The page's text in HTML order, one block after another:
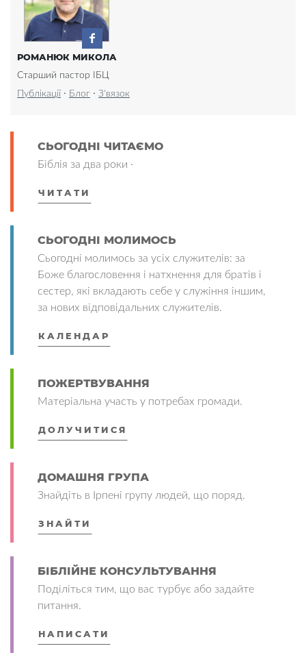
РОМАНЮК МИКОЛА
Старший пастор ІБЦ
Публікації · Блог · З'вязок
СЬОГОДНІ ЧИТАЄМО
Біблія за два роки ·
ЧИТАТИ
СЬОГОДНІ МОЛИМОСЬ
Сьогодні молимось за усіх служителів: за
Боже благословення і натхнення для братів і
сестер, які вкладають себе у служіння іншим,
за нових відповідальних служителів.
КАЛЕНДАР
ПОЖЕРТВУВАННЯ
Матеріальна участь у потребах громади.
ДОЛУЧИТИСЯ
ДОМАШНЯ ГРУПА
Знайдіть в Ірпені групу людей, що поряд.
ЗНАЙТИ
БІБЛІЙНЕ КОНСУЛЬТУВАННЯ
Поділіться тим, що вас турбує або задайте
питання.
НАПИСАТИ